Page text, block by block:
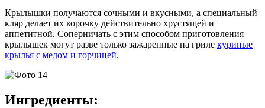
Крылышки получаются сочными и вкусными, а специальный
кляр делает их корочку действительно хрустящей и
аппетитной. Соперничать с этим способом приготовления
крылышек могут разве только зажаренные на гриле куриные
крылья с медом и горчицей.
Ингредиенты: